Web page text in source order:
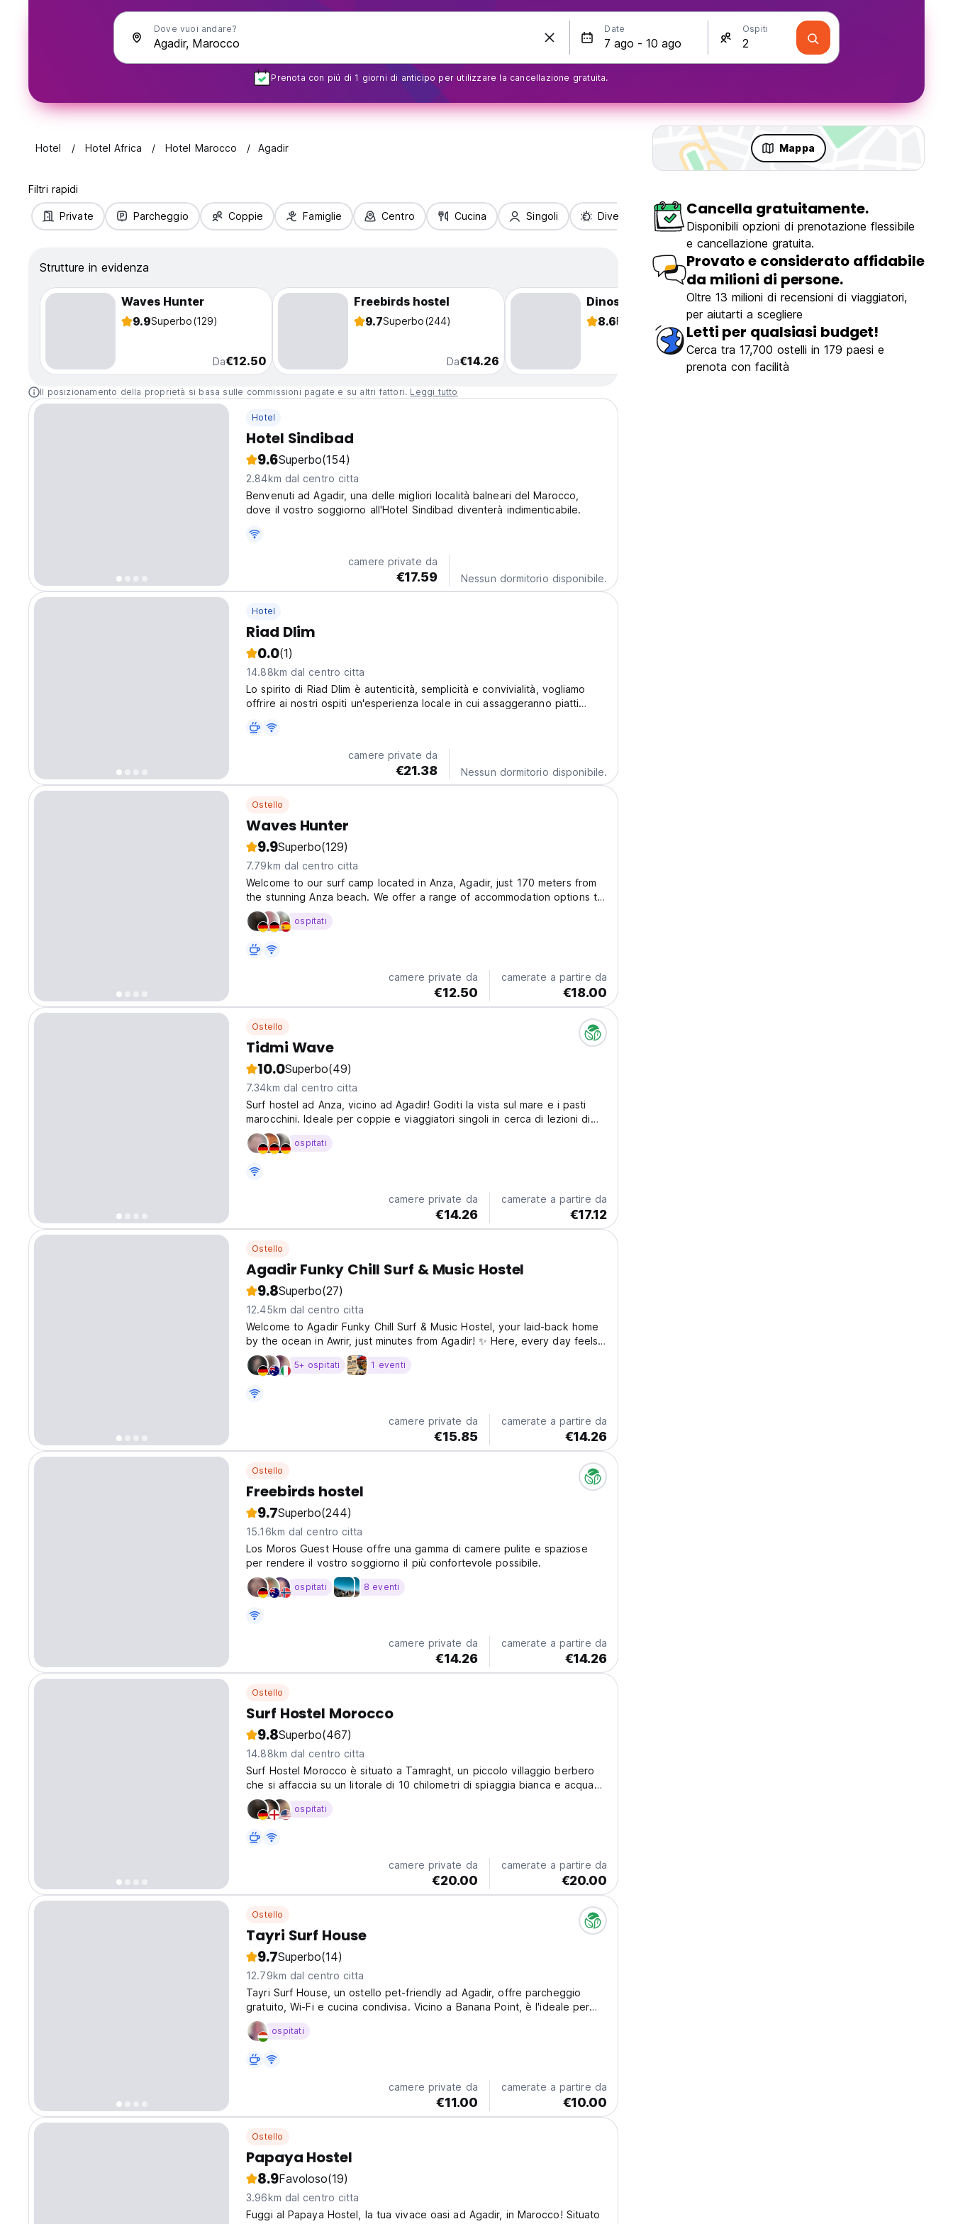
Dove vuoi andare? Date Ospiti
Prenota con piú di 1 giorni di anticipo per utilizzare la cancellazione gratuita.
Hotel Hotel Africa Hotel Marocco Agadir Mappa
Filtri rapidi
Private Parcheggio Coppie Famiglie Centro Cucina Singoli Divertimento
Strutture in evidenza
Waves Hunter
9.9Superbo(129)
Da€12.50
Freebirds hostel
9.7Superbo(244)
Da€14.26
Dinosaur Anza Surf House
8.6Favoloso
€10.46
Il posizionamento della proprietà si basa sulle commissioni pagate e su altri fattori. Leggi tutto
Hotel
Hotel Sindibad
9.6Superbo(154)
2.84km dal centro citta
Benvenuti ad Agadir, una delle migliori località balneari del Marocco,
dove il vostro soggiorno all'Hotel Sindibad diventerà indimenticabile.
camere private da
€17.59 Nessun dormitorio disponibile.
Hotel
Riad Dlim
0.0(1)
14.88km dal centro citta
Lo spirito di Riad Dlim è autenticità, semplicità e convivialità, vogliamo
offrire ai nostri ospiti un'esperienza locale in cui assaggeranno piatti
camere private da
€21.38 Nessun dormitorio disponibile.
Ostello
Waves Hunter
9.9Superbo(129)
7.79km dal centro citta
Welcome to our surf camp located in Anza, Agadir, just 170 meters from
the stunning Anza beach. We offer a range of accommodation options to
suit your needs. Choose from private rooms with either separate or
double beds, or shared dormitories with bunk beds....
ospitati
camere private da
€12.50
camerate a partire da
€18.00
Ostello
Tidmi Wave
10.0Superbo(49)
7.34km dal centro citta
Surf hostel ad Anza, vicino ad Agadir! Goditi la vista sul mare e i pasti
marocchini. Ideale per coppie e viaggiatori singoli in cerca di lezioni di
surf e avventure nel deserto. (Auto-translated from original language)
ospitati
camere private da
€14.26
camerate a partire da
€17.12
Ostello
Agadir Funky Chill Surf & Music Hostel
9.8Superbo(27)
12.45km dal centro citta
Welcome to Agadir Funky Chill Surf & Music Hostel, your laid-back home
by the ocean in Awrir, just minutes from Agadir! ✨ Here, every day feels
like a festival – with relaxing music, colourful spaces, and an easygoing
atmosphere. Meet like-minded travellers...
5+ ospitati 1 eventi
camere private da
€15.85
camerate a partire da
€14.26
Ostello
Freebirds hostel
9.7Superbo(244)
15.16km dal centro citta
Los Moros Guest House offre una gamma di camere pulite e spaziose
per rendere il vostro soggiorno il più confortevole possibile.
ospitati 8 eventi
camere private da
€14.26
camerate a partire da
€14.26
Ostello
Surf Hostel Morocco
9.8Superbo(467)
14.88km dal centro citta
Surf Hostel Morocco è situato a Tamraght, un piccolo villaggio berbero
che si affaccia su un litorale di 10 chilometri di spiaggia bianca e acqua
limpida. L’ostello unisce design interni tradizionali con quelli di altre
culture con cui il l’ostello è venuto...
ospitati
camere private da
€20.00
camerate a partire da
€20.00
Ostello
Tayri Surf House
9.7Superbo(14)
12.79km dal centro citta
Tayri Surf House, un ostello pet-friendly ad Agadir, offre parcheggio
gratuito, Wi-Fi e cucina condivisa. Vicino a Banana Point, è l'ideale per
viaggi di surf economici. (Auto-translated from original language)
ospitati
camere private da
€11.00
camerate a partire da
€10.00
Ostello
Papaya Hostel
8.9Favoloso(19)
3.96km dal centro citta
Fuggi al Papaya Hostel, la tua vivace oasi ad Agadir, in Marocco! Situato
Cancella gratuitamente.
Disponibili opzioni di prenotazione flessibile
e cancellazione gratuita.
Provato e considerato affidabile
da milioni di persone.
Oltre 13 milioni di recensioni di viaggiatori,
per aiutarti a scegliere
Letti per qualsiasi budget!
Cerca tra 17,700 ostelli in 179 paesi e
prenota con facilità